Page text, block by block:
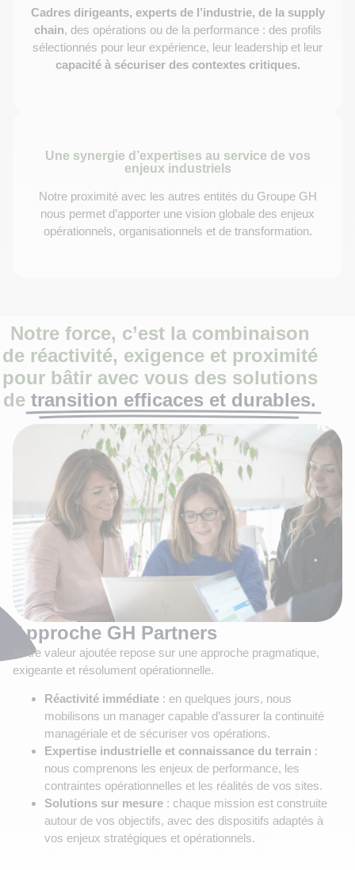
Cadres dirigeants, experts de l’industrie, de la supply
chain, des opérations ou de la performance : des profils
sélectionnés pour leur expérience, leur leadership et leur
capacité à sécuriser des contextes critiques.
Une synergie d’expertises au service de vos
enjeux industriels
Notre proximité avec les autres entités du Groupe GH
nous permet d’apporter une vision globale des enjeux
opérationnels, organisationnels et de transformation.
Notre force, c’est la combinaison
de réactivité, exigence et proximité
pour bâtir avec vous des solutions
de transition efficaces et durables.
Approche GH Partners
Notre valeur ajoutée repose sur une approche pragmatique,
exigeante et résolument opérationnelle.
Réactivité immédiate : en quelques jours, nous
mobilisons un manager capable d’assurer la continuité
managériale et de sécuriser vos opérations.
Expertise industrielle et connaissance du terrain :
nous comprenons les enjeux de performance, les
contraintes opérationnelles et les réalités de vos sites.
Solutions sur mesure : chaque mission est construite
autour de vos objectifs, avec des dispositifs adaptés à
vos enjeux stratégiques et opérationnels.